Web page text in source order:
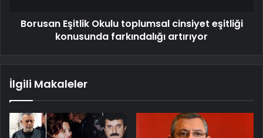
Borusan Eşitlik Okulu toplumsal cinsiyet eşitliği
konusunda farkındalığı artırıyor
İlgili Makaleler